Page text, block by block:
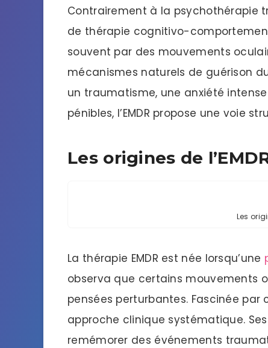
Contrairement à la psychothérapie
de thérapie cognitivo-
souvent par des mouvements
mécanismes naturels de guérison
un traumatisme, une anxiété
pénibles, l’EMDR propose une voie
Les origines de
Les
La thérapie EMDR est née lorsqu’une
observa que certains mouvements
pensées perturbantes. Fascinée
approche clinique systématique.
remémorer des événements